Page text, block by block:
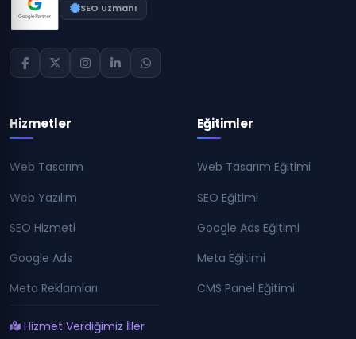
SEO Uzmanı
Hizmetler
Web Tasarım
Web Yazılım
SEO Hizmeti
Google Ads
Meta Reklamları
Hizmet Verdiğimiz İller
Eğitimler
Web Tasarım Eğitimi
SEO Eğitimi
Google Ads Eğitimi
Meta Eğitimi
CMS Panel Eğitimi